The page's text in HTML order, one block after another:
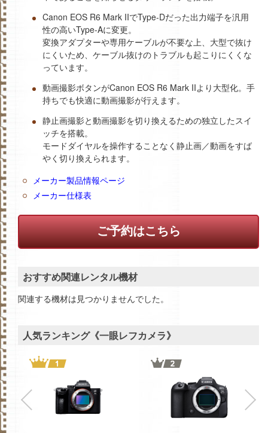
Canon EOS R6 Mark IIでType-Dだった出力端子を汎用
性の高いType-Aに変更。
変換アダプターや専用ケーブルが不要な上、大型で抜け
にくいため、ケーブル抜けのトラブルも起こりにくくな
っています。
動画撮影ボタンがCanon EOS R6 Mark IIより大型化。手
持ちでも快適に動画撮影が行えます。
静止画撮影と動画撮影を切り換えるための独立したスイ
ッチを搭載。
モードダイヤルを操作することなく静止画／動画をすば
やく切り換えられます。
メーカー製品情報ページ
メーカー仕様表
ご予約はこちら
おすすめ関連レンタル機材
関連する機材は見つかりませんでした。
人気ランキング《一眼レフカメラ》